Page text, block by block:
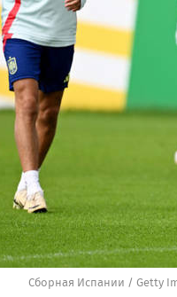
Сборная Испании / Getty